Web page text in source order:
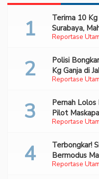
Reportase
Terima 10
Surabaya,
Bareskrim
Reportase
Polisi
Kg Ganja di
Reportase
Pernah Lolos
Pilot
70 Ribu Pil
Reportase
Terbongkar!
Bermodus